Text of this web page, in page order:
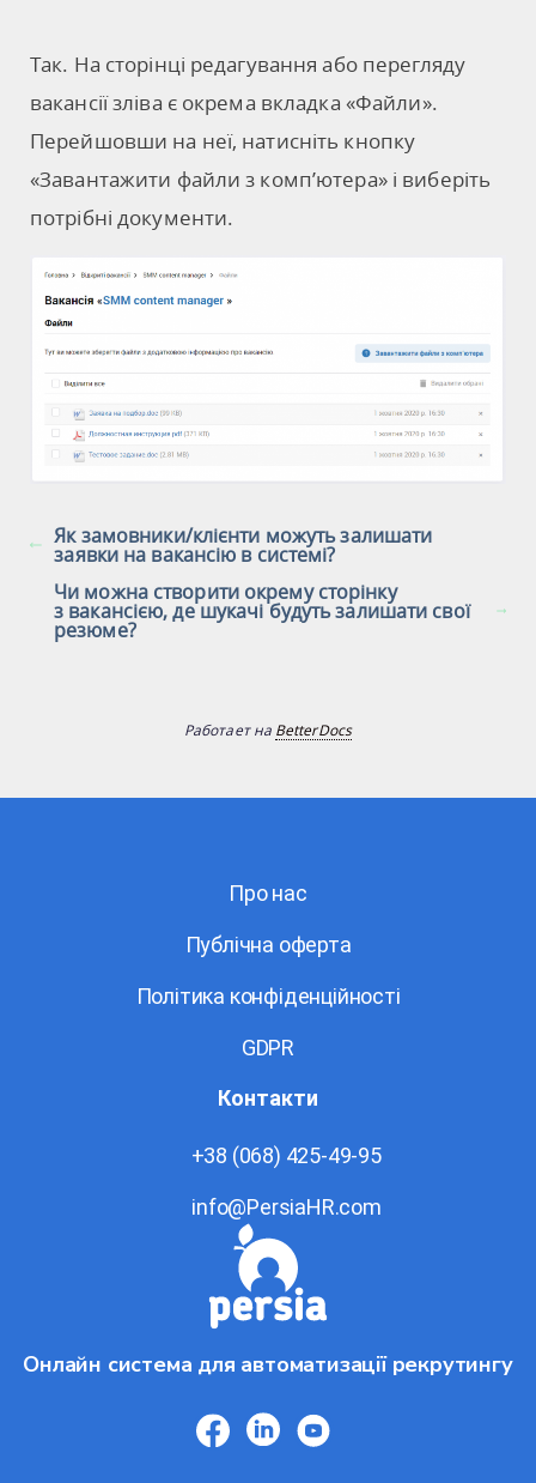
Так. На сторінці редагування або перегляду
вакансії зліва є окрема вкладка «Файли».
Перейшовши на неї, натисніть кнопку
«Завантажити файли з комп’ютера» і виберіть
потрібні документи.
Як замовники/клієнти можуть залишати
заявки на вакансію в системі?
Чи можна створити окрему сторінку
з вакансією, де шукачі будуть залишати свої
резюме?
Работает на BetterDocs
Онлайн система для автоматизації рекрутингу
Про нас
Публічна оферта
Політика конфіденційності
GDPR
Контакти
+38 (068) 425-49-95
info@PersiaHR.com